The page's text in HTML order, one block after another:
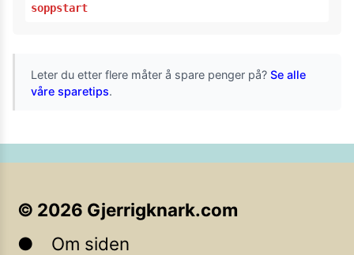
soppstart
Leter du etter flere måter å spare penger på? Se alle
våre sparetips.
© 2026 Gjerrigknark.com
Om siden